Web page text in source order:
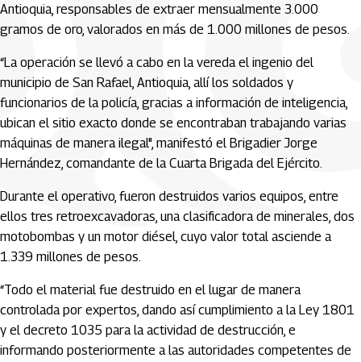
Antioquia, responsables de extraer mensualmente 3.000
gramos de oro, valorados en más de 1.000 millones de pesos.
“La operación se llevó a cabo en la vereda el ingenio del
municipio de San Rafael, Antioquia, allí los soldados y
funcionarios de la policía, gracias a información de inteligencia,
ubican el sitio exacto donde se encontraban trabajando varias
máquinas de manera ilegal", manifestó el Brigadier Jorge
Hernández, comandante de la Cuarta Brigada del Ejército.
Durante el operativo, fueron destruidos varios equipos, entre
ellos tres retroexcavadoras, una clasificadora de minerales, dos
motobombas y un motor diésel, cuyo valor total asciende a
1.339 millones de pesos.
“Todo el material fue destruido en el lugar de manera
controlada por expertos, dando así cumplimiento a la Ley 1801
y el decreto 1035 para la actividad de destrucción, e
informando posteriormente a las autoridades competentes de